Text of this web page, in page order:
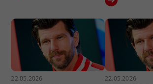
22.05.2026 22.05.2026